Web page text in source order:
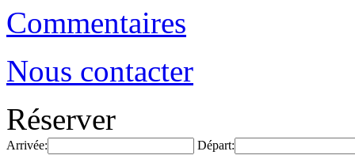
Commentaires
Nous contacter
Réserver
Arrivée: Départ: